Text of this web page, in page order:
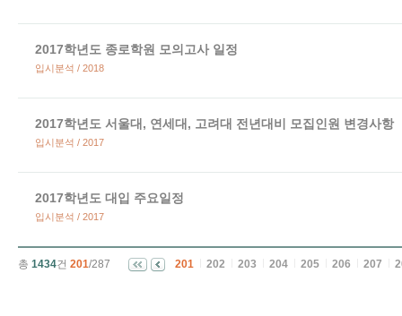
2017학년도 종로학원 모의고사 일정
입시분석 / 2018
2017학년도 서울대, 연세대, 고려대 전년대비 모집인원 변경사항
입시분석 / 2017
2017학년도 대입 주요일정
입시분석 / 2017
총 1434건 201/287 201 202 203 204 205 206 207